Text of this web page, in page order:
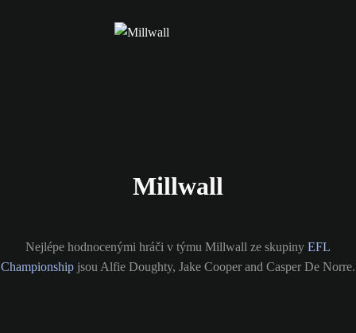
Millwall
Nejlépe hodnocenými hráči v týmu Millwall ze skupiny EFL
Championship jsou Alfie Doughty, Jake Cooper and Casper De Norre.